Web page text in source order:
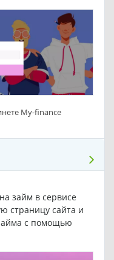
My-finance
займ в сервисе
страницу сайта и
с помощью